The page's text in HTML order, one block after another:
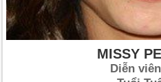
MISSY
Diễn